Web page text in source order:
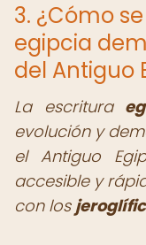
3. ¿Cómo
egipcia
del Antiguo
La escritura
evolución y
el Antiguo
accesible y
con los